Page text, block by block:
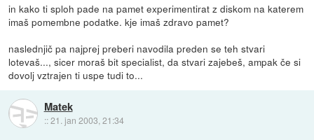
in kako ti sploh pade na pamet experimentirat z diskom na katerem
imaš pomembne podatke. kje imaš zdravo pamet?
naslednjič pa najprej preberi navodila preden se teh stvari
lotevaš..., sicer moraš bit specialist, da stvari zajebeš, ampak če si
dovolj vztrajen ti uspe tudi to...
Matek
::21. jan 2003, 21:34